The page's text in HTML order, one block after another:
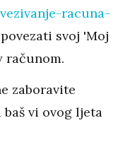
racuna-
svoj 'Moj
računom.
zaboravite
vi ovog ljeta